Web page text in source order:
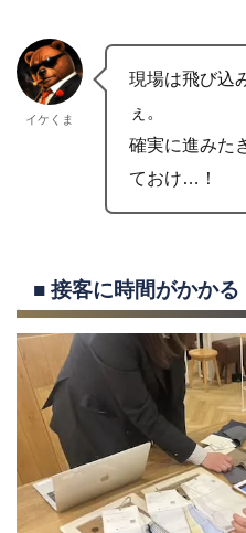
イケくま
現場は飛び込
ぇ。
確実に進みた
ておけ…！
■ 接客に時間がかかる